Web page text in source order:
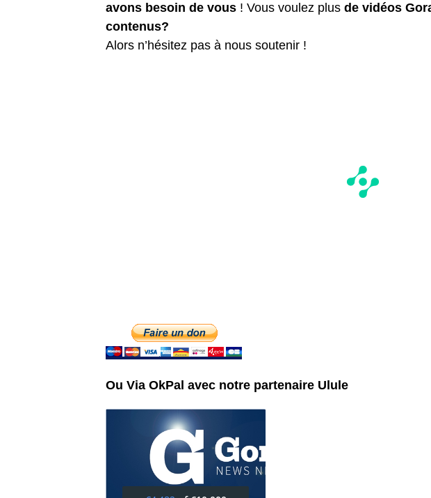
avons besoin de vous ! Vous voulez plus de vidéos
contenus?
Alors n’hésitez pas à nous soutenir !
Ou Via OkPal avec notre partenaire Ulule